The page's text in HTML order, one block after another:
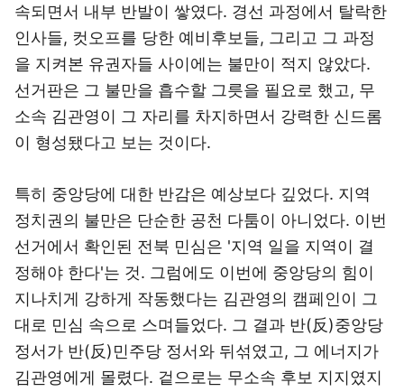
속되면서 내부 반발이 쌓였다. 경선 과정에서 탈락한
인사들, 컷오프를 당한 예비후보들, 그리고 그 과정
을 지켜본 유권자들 사이에는 불만이 적지 않았다.
선거판은 그 불만을 흡수할 그릇을 필요로 했고, 무
소속 김관영이 그 자리를 차지하면서 강력한 신드롬
이 형성됐다고 보는 것이다.
특히 중앙당에 대한 반감은 예상보다 깊었다. 지역
정치권의 불만은 단순한 공천 다툼이 아니었다. 이번
선거에서 확인된 전북 민심은 '지역 일을 지역이 결
정해야 한다'는 것. 그럼에도 이번에 중앙당의 힘이
지나치게 강하게 작동했다는 김관영의 캠페인이 그
대로 민심 속으로 스며들었다. 그 결과 반(反)중앙당
정서가 반(反)민주당 정서와 뒤섞였고, 그 에너지가
김관영에게 몰렸다. 겉으로는 무소속 후보 지지였지